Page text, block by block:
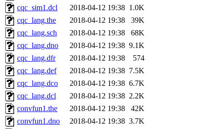
cqc_sim1.dcl
2018-04-12 19:38 1.0K
cqc_lang.the
2018-04-12 19:38
39K
cqc_lang.sch
2018-04-12 19:38
68K
cqc_lang.dno
2018-04-12 19:38 9.1K
cqc_lang.dfr
2018-04-12 19:38
574
cqc_lang.def
2018-04-12 19:38 7.5K
cqc_lang.dco
2018-04-12 19:38 6.7K
cqc_lang.dcl
2018-04-12 19:38 2.2K
convfun1.the
2018-04-12 19:38
42K
convfun1.dno
2018-04-12 19:38 3.7K